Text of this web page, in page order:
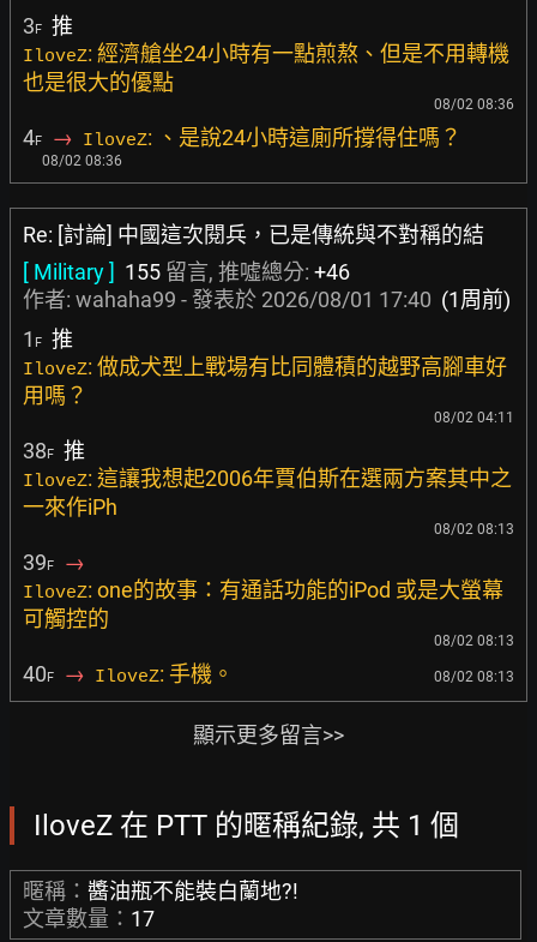
3F 推
IloveZ: 經濟艙坐24小時有一點煎熬、但是不用轉機
也是很大的優點
08/02 08:36
4F → IloveZ: 、是說24小時這廁所撐得住嗎？
08/02 08:36
Re: [討論] 中國這次閱兵，已是傳統與不對稱的結
[ Military ] 155 留言, 推噓總分: +46
作者: wahaha99 - 發表於 2026/08/01 17:40 (1周前)
1 F 推
IloveZ: 做成犬型上戰場有比同體積的越野高腳車好
用嗎？
08/02 04:11
38F 推
IloveZ: 這讓我想起2006年賈伯斯在選兩方案其中之
一來作iPh
08/02 08:13
39F →
IloveZ: one的故事：有通話功能的iPod 或是大螢幕
可觸控的
08/02 08:13
40F → IloveZ: 手機。 08/02 08:13
顯示更多留言>>
IloveZ 在 PTT 的暱稱紀錄, 共 1 個
暱稱： 醬油瓶不能裝白蘭地?!
文章數量： 17